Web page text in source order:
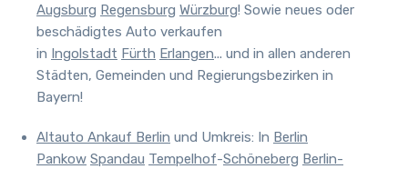
Augsburg Regensburg Würzburg! Sowie neues oder
beschädigtes Auto verkaufen
in Ingolstadt Fürth Erlangen... und in allen anderen
Städten, Gemeinden und Regierungsbezirken in
Bayern!
Altauto Ankauf Berlin und Umkreis: In Berlin
Pankow Spandau Tempelhof-Schöneberg Berlin-